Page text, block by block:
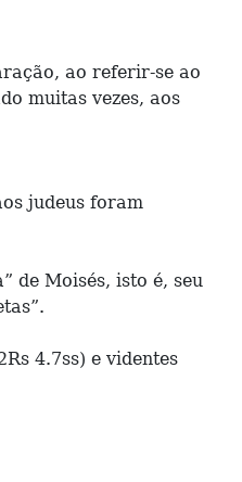
ao referir-se ao
muitas vezes, aos
judeus foram
de Moisés, isto é, seu
4.7ss) e videntes